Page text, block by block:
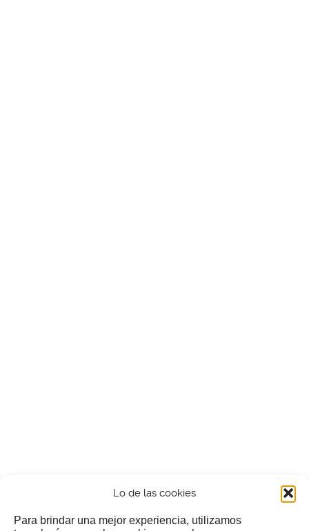
Lo de las cookies
Para brindar una mejor experiencia, utilizamos